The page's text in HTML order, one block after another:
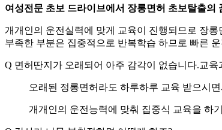
여성전문 초보 드라이브에서 장롱면허 초보탈출의
개개인의 운전실력에 맞게 교육이 진행되므로 장
부족한 부분은 집중적으로 반복학습 하므로 빠른
Q 면허딴지가 오래되어 아주 감각이 없습니다.교육
오래된 정롱면허라도 하루하루 교육 받으시
개개인의 운전능력에 맞춰 집중식 교육을 하